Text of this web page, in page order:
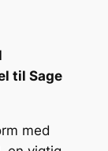
til Sage
med